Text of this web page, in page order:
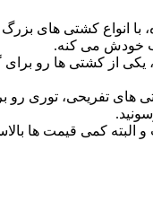
انواع کشتی های
خودش می کنه.
از کشتی ها رو برای
های تفریحی، توری رو
کمی قیمت ها